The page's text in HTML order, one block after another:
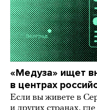
«Медуза» ищет
в центрах
Если вы живете в